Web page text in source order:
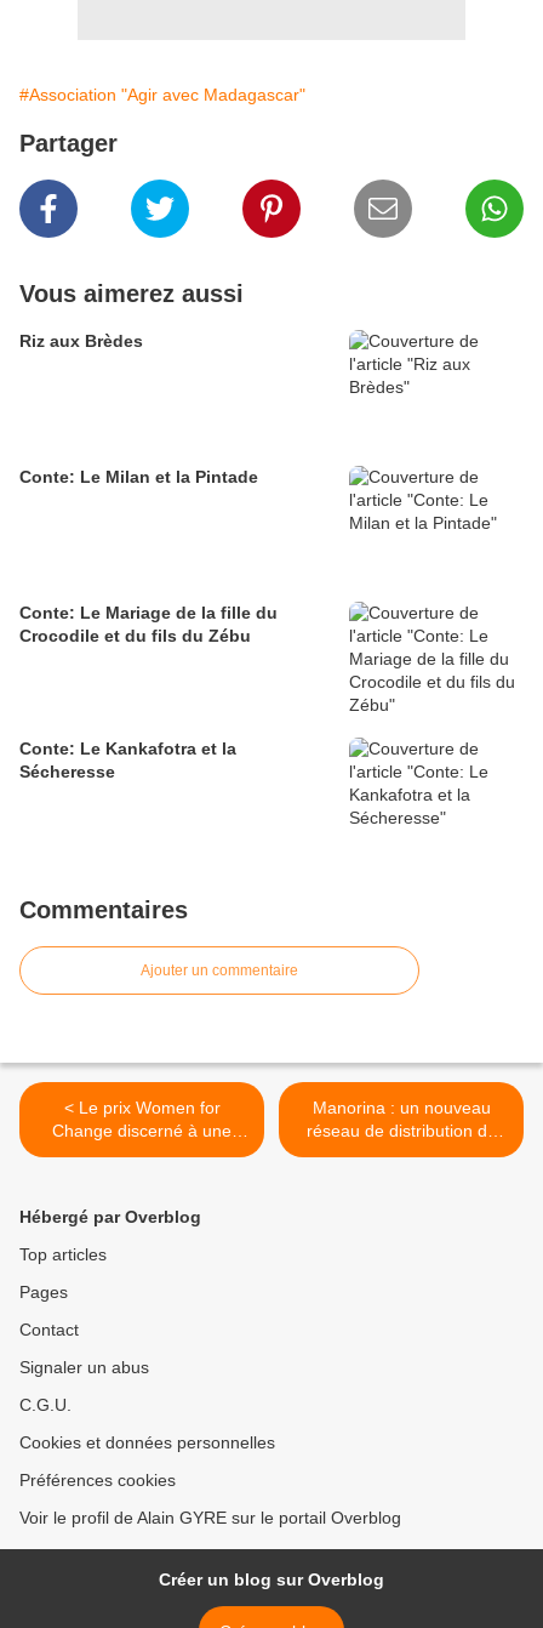
#Association "Agir avec Madagascar"
Partager
Vous aimerez aussi
Riz aux Brèdes
Conte: Le Milan et la Pintade
Conte: Le Mariage de la fille du
Crocodile et du fils du Zébu
Conte: Le Kankafotra et la
Sécheresse
Commentaires
Ajouter un commentaire
< Le prix Women for
Change discerné à une
malgache
Manorina : un nouveau
réseau de distribution de
Holcim >
Hébergé par Overblog
Top articles
Pages
Contact
Signaler un abus
C.G.U.
Cookies et données personnelles
Préférences cookies
Voir le profil de Alain GYRE sur le portail Overblog
Créer un blog sur Overblog